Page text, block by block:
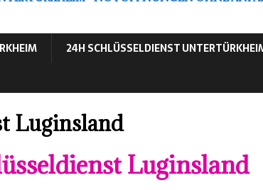
24H SCHLÜSSELDIENST
Luginsland
Luginsland